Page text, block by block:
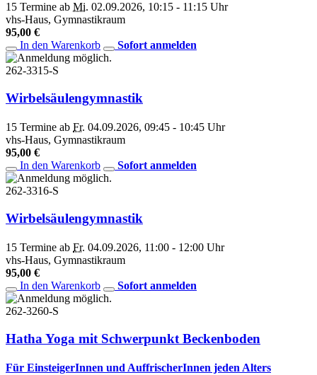
15 Termine ab Mi. 02.09.2026, 10:15 - 11:15 Uhr
vhs-Haus, Gymnastikraum
95,00 €
In den Warenkorb
Sofort anmelden
262-3315-S
Wirbelsäulengymnastik
15 Termine ab Fr. 04.09.2026, 09:45 - 10:45 Uhr
vhs-Haus, Gymnastikraum
95,00 €
In den Warenkorb
Sofort anmelden
262-3316-S
Wirbelsäulengymnastik
15 Termine ab Fr. 04.09.2026, 11:00 - 12:00 Uhr
vhs-Haus, Gymnastikraum
95,00 €
In den Warenkorb
Sofort anmelden
262-3260-S
Hatha Yoga mit Schwerpunkt Beckenboden
Für EinsteigerInnen und AuffrischerInnen jeden Alters